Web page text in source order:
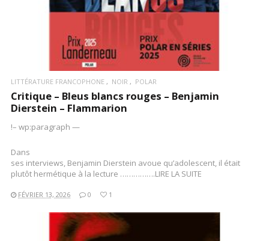
LITTÉRATURE FRANCOPHONE NOIR POLAR
Critique – Bleus blancs rouges – Benjamin
Dierstein – Flammarion
!– wp:paragraph —
Dans
ses interviews, Benjamin Dierstein avoue qu’adolescent, il était
plutôt hermétique à la lecture …………….LIRE LA SUITE
FÉVRIER 13, 2026 0 1